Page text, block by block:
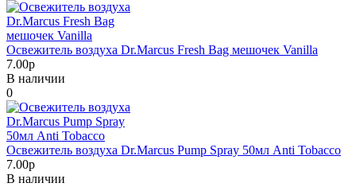
Освежитель воздуха Dr.Marcus Fresh Bag мешочек Vanilla
7.00р
В наличии
0
Освежитель воздуха Dr.Marcus Pump Spray 50мл Anti Tobacco
7.00р
В наличии